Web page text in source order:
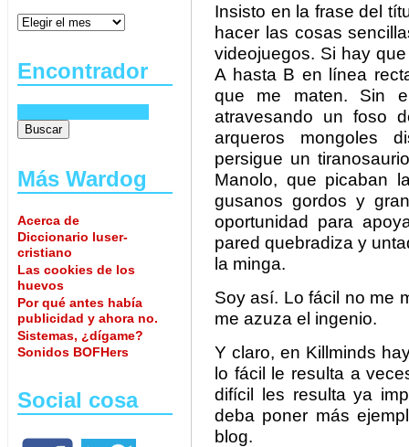
Encontrador
Más Wardog
Acerca de
Diccionario luser-
cristiano
Las cookies de los
huevos
Por qué antes había
publicidad y ahora no.
Sistemas, ¿dígame?
Sonidos BOFHers
Social cosa
Insisto en la frase del
hacer las cosas
videojuegos. Si hay
A hasta B en línea
que me maten. Sin
atravesando un foso
arqueros mongoles
persigue un
Manolo, que picaban
gusanos gordos y
oportunidad para
pared quebradiza y
la minga.
Soy así. Lo fácil no me
me azuza el ingenio.
Y claro, en Killminds
lo fácil le resulta a
difícil les resulta ya
deba poner más
blog.